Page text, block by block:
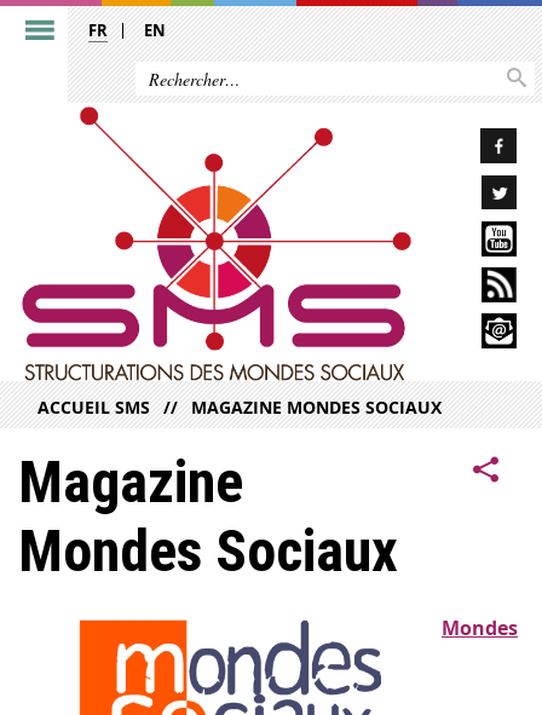
FR EN
ACCUEIL SMS MAGAZINE MONDES SOCIAUX
Magazine
Mondes Sociaux
Mondes